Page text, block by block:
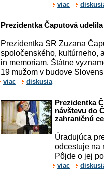
viac
Prezidentka Čaputová
Prezidentka SR Zuzana
spoločenského, kultúrneho,
in memoriam. Štátne
19 mužom v budove
viac diskusia
Prezidentka
návštevu do
zahraničnú
Úradujúca
odcestuje na
Pôjde o jej
viac